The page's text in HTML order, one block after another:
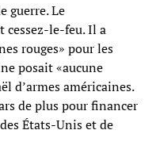
guerre. Le
cessez-le-feu. Il a
rouges» pour les
posait «aucune
d’armes américaines.
de plus pour financer
États-Unis et de